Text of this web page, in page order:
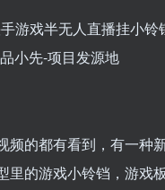
频的都有看到，有一种
里的游戏小铃铛，游戏